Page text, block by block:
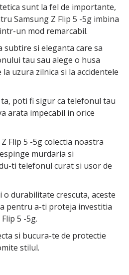
sunt la fel de importante,
Samsung Z Flip 5 -5g imbina
un mod remarcabil.
si eleganta care sa
tau sau alege o husa
uzura zilnica si la accidentele
poti fi sigur ca telefonul tau
arata impecabil in orice
Flip 5 -5g colectia noastra
murdaria si
ti telefonul curat si usor de
o durabilitate crescuta, aceste
pentru a-ti proteja investitia
5 -5g.
si bucura-te de protectie
stilul.